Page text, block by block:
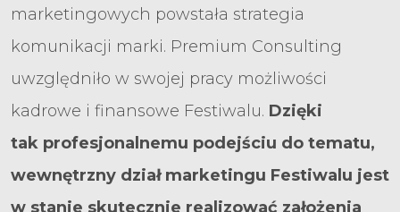
marketingowych powstała strategia
komunikacji marki. Premium Consulting
uwzględniło w swojej pracy możliwości
kadrowe i finansowe Festiwalu. Dzięki
tak profesjonalnemu podejściu do tematu,
wewnętrzny dział marketingu Festiwalu jest
w stanie skutecznie realizować założenia